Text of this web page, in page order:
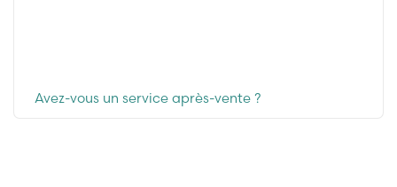
Avez-vous un service après-vente ?